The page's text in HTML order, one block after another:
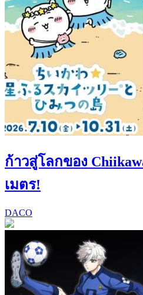
ก้าวสู่โลกของ
เมตร!
DACO